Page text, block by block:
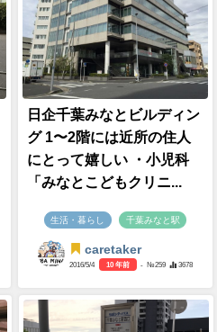
caretaker
2020/9/1 5 年前 - №7894 4611
と見る
ネタ